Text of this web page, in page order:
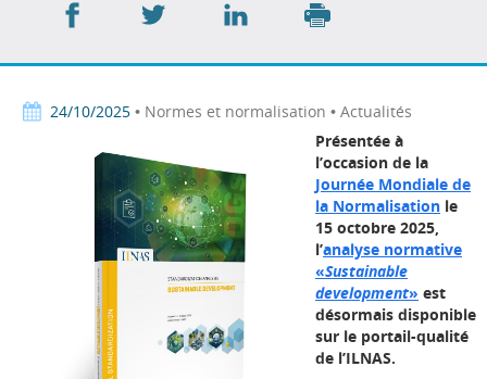
Partager
Partager
Partager
24/10/2025 • Normes et normalisation • Actualités
Présentée à
l’occasion de la
Journée Mondiale de
la Normalisation le
15 octobre 2025,
l’analyse normative
«Sustainable
development» est
désormais disponible
sur le portail-qualité
de l’ILNAS.